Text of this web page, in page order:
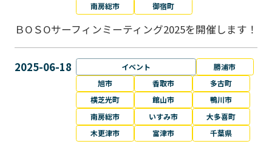
南房総市
御宿町
ＢОＳОサーフィンミーティング2025を開催します！
2025-06-18 イベント
勝浦市
旭市
香取市
多古町
横芝光町
館山市
鴨川市
南房総市
いすみ市
大多喜町
木更津市
富津市 千葉県